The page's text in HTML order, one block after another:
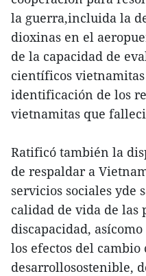
la guerra,incluida la
dioxinas en el
de la capacidad de
científicos
identificación de los
vietnamitas que
Ratificó también la
de respaldar a
servicios sociales yde
calidad de vida de las
discapacidad,
los efectos del
desarrollosostenible,